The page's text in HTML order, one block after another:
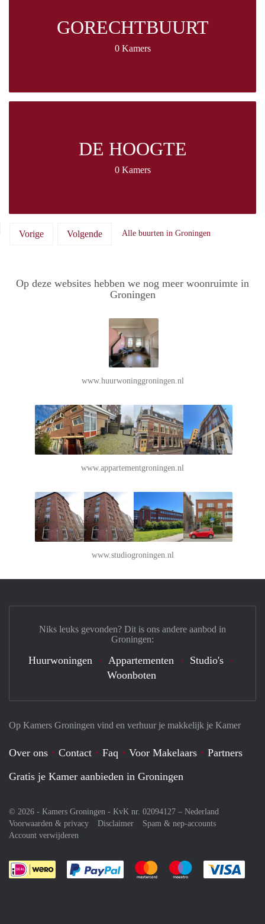
GORECHTBUURT
0 Kamers
DE HOOGTE
0 Kamers
Vorige Volgende Alle buurten in Groningen
Op deze websites hebben we nog meer woonruimte in
Groningen
www.huurwoninggroningen.nl
www.appartementgroningen.nl
www.studiogroningen.nl
Op Kamers Groningen vind en verhuur je makkelijk je Kamer
Over ons Contact Faq Voor Makelaars
Partners
Gratis je Kamer aanbieden in Groningen
© 2026 - Kamers Groningen - KvK nr. 02094127 – Nederland
Voorwaarden & privacy
Disclaimer
Spam & nep-accounts
Account verwijderen
Je rekent gemakkelijk af met Paypal
Je rekent gemakkelijk af met
Je rekent
Niks leuks gevonden? Dit is ons andere aanbod in
Groningen:
Huurwoningen Appartementen
Studio's
Woonboten